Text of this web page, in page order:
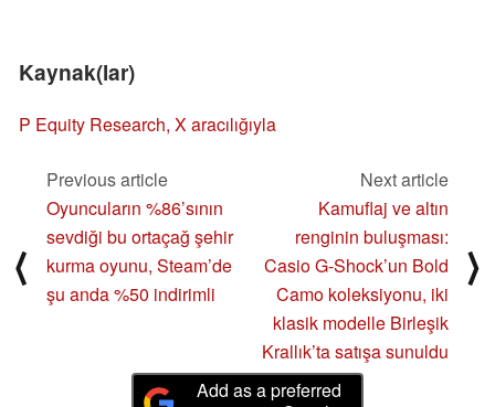
Kaynak(lar)
P Equity Research, X aracılığıyla
⟨
Previous article
Oyuncuların %86’sının
sevdiği bu ortaçağ şehir
kurma oyunu, Steam’de
şu anda %50 indirimli
Next article
Kamuflaj ve altın
renginin buluşması:
Casio G-Shock’un Bold
Camo koleksiyonu, iki
klasik modelle Birleşik
Krallık’ta satışa sunuldu
⟩
Add as a preferred